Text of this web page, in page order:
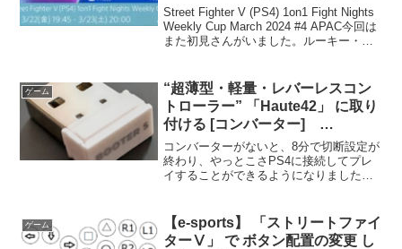
「結果」
Street Fighter V (PS4) 1on1 Fight Nights
Weekly Cup March 2024 #4 APAC今回は
また初見さんがいました。ルーキー・リ
ゲーム
“超薄型・軽量・レバーレスコン
トローラー” 「Haute42」 に取り
付ける [コンバーター]
【Haute42 Booter 5 コンバータ
ー】
コンバーターがないと、8分で切断設定が
終わり、やっとこさPS4に接続してプレ
イすることができるようになりました。
くなります。どうやら、公式のコントロ
ーラー以外は8分で...
ゲーム
【e-sports】 「ストリートファイ
ターⅤ」 で ボタン配置の変更 し